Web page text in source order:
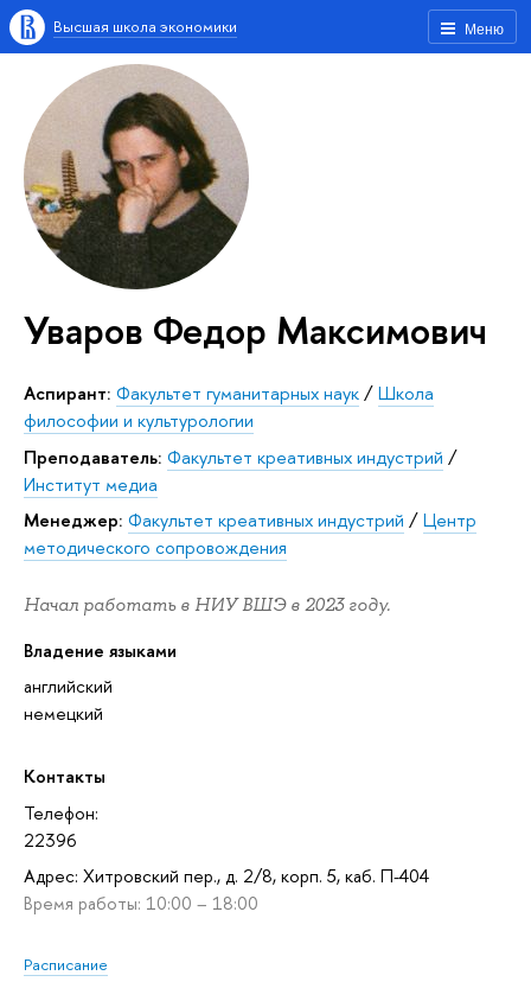
Меню
Высшая школа экономики
Уваров Федор Максимович
Аспирант: Факультет гуманитарных наук/Школа
философии и культурологии
Преподаватель: Факультет креативных индустрий /
Институт медиа
Менеджер: Факультет креативных индустрий /Центр
методического сопровождения
Начал работать в НИУ ВШЭ в 2023 году.
Владение языками
английский
немецкий
Контакты
Телефон:
22396
Адрес: Хитровский пер., д. 2/8, корп. 5, каб. П-404
Время работы: 10:00 – 18:00
Расписание